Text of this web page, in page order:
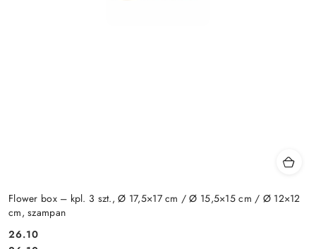
Flower box – kpl. 3 szt., Ø 17,5×17 cm / Ø 15,5×15 cm / Ø 12×12
cm, szampan
26.10